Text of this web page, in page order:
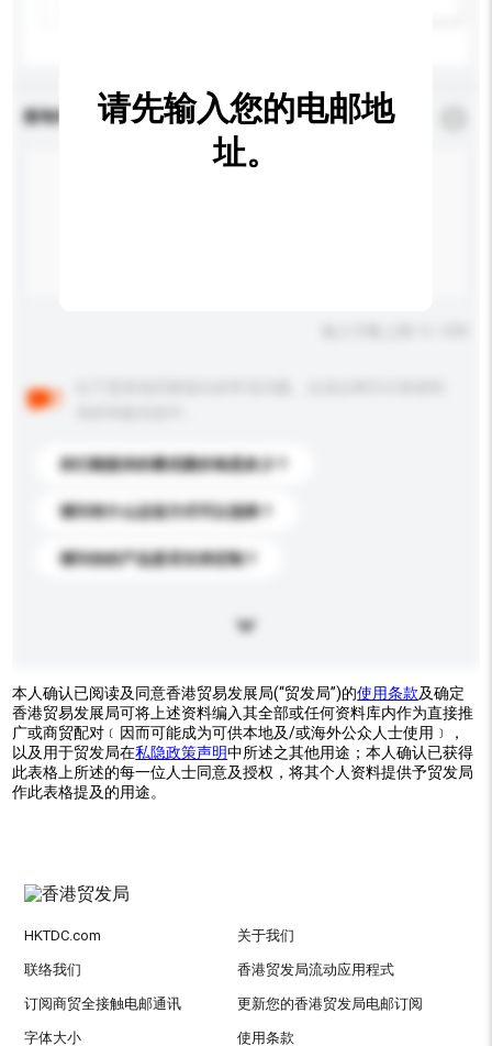
查询内容 *必须填写
你们能提供的最优惠价格是多少？
请问有什么运送方式可以选择？
请问你的产品是否支持定制？
请先输入您的电邮地
址。
本人确认已阅读及同意香港贸易发展局(“贸发局”)的使用条款及确定
香港贸易发展局可将上述资料编入其全部或任何资料库内作为直接推
广或商贸配对﹝因而可能成为可供本地及/或海外公众人士使用﹞，
以及用于贸发局在私隐政策声明中所述之其他用途；本人确认已获得
此表格上所述的每一位人士同意及授权，将其个人资料提供予贸发局
作此表格提及的用途。
HKTDC.com 关于我们
联络我们 香港贸发局流动应用程式
订阅商贸全接触电邮通讯 更新您的香港贸发局电邮订阅
字体大小 使用条款